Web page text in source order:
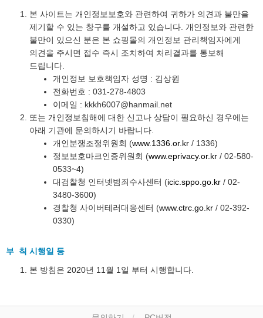
본 사이트는 개인정보보호와 관련하여 귀하가 의견과 불만을
제기할 수 있는 창구를 개설하고 있습니다. 개인정보와 관련한
불만이 있으신 분은 본 쇼핑몰의 개인정보 관리책임자에게
의견을 주시면 접수 즉시 조치하여 처리결과를 통보해
드립니다.
개인정보 보호책임자 성명 : 김상원
전화번호 : 031-278-4803
이메일 : kkkh6007@hanmail.net
또는 개인정보침해에 대한 신고나 상담이 필요하신 경우에는
아래 기관에 문의하시기 바랍니다.
개인분쟁조정위원회 (www.1336.or.kr / 1336)
정보보호마크인증위원회 (www.eprivacy.or.kr / 02-580-
0533~4)
대검찰청 인터넷범죄수사센터 (icic.sppo.go.kr / 02-
3480-3600)
경찰청 사이버테러대응센터 (www.ctrc.go.kr / 02-392-
0330)
부 칙 시행일 등
본 방침은 2020년 11월 1일 부터 시행합니다.